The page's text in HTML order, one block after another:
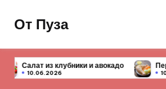
Перейти
содержимому
От Пуза
очень
вкусные
кулинарные
Первые блюда — 10 простых и
10.06.2026